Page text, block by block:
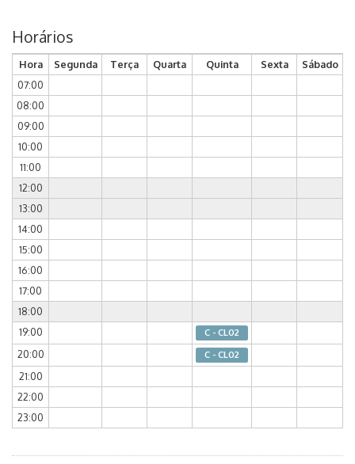
Horários
Hora Segunda Terça Quarta Quinta Sexta
Sábado
07:00
08:00
09:00
10:00
11:00
12:00
13:00
14:00
15:00
16:00
17:00
18:00
19:00
C - CL02
20:00 C - CL02
21:00
22:00
23:00